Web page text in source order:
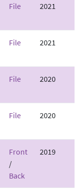
File 2021
File 2021
File 2020
File 2020
Front
/
Back
2019